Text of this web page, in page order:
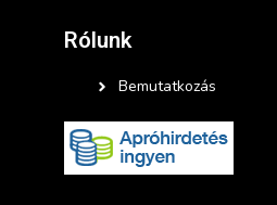
Rólunk
Bemutatkozás